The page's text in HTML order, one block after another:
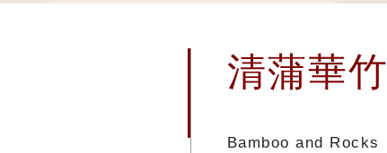
清蒲華
Bamboo and Rocks